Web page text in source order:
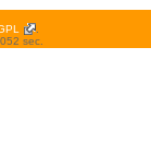
sec.